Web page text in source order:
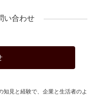
い合わせ
知見と経験で、企業と生活者のよ